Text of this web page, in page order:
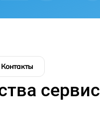
Контакты